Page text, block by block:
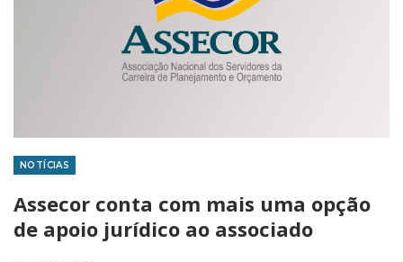
NOTÍCIAS
Assecor conta com mais uma opção
de apoio jurídico ao associado